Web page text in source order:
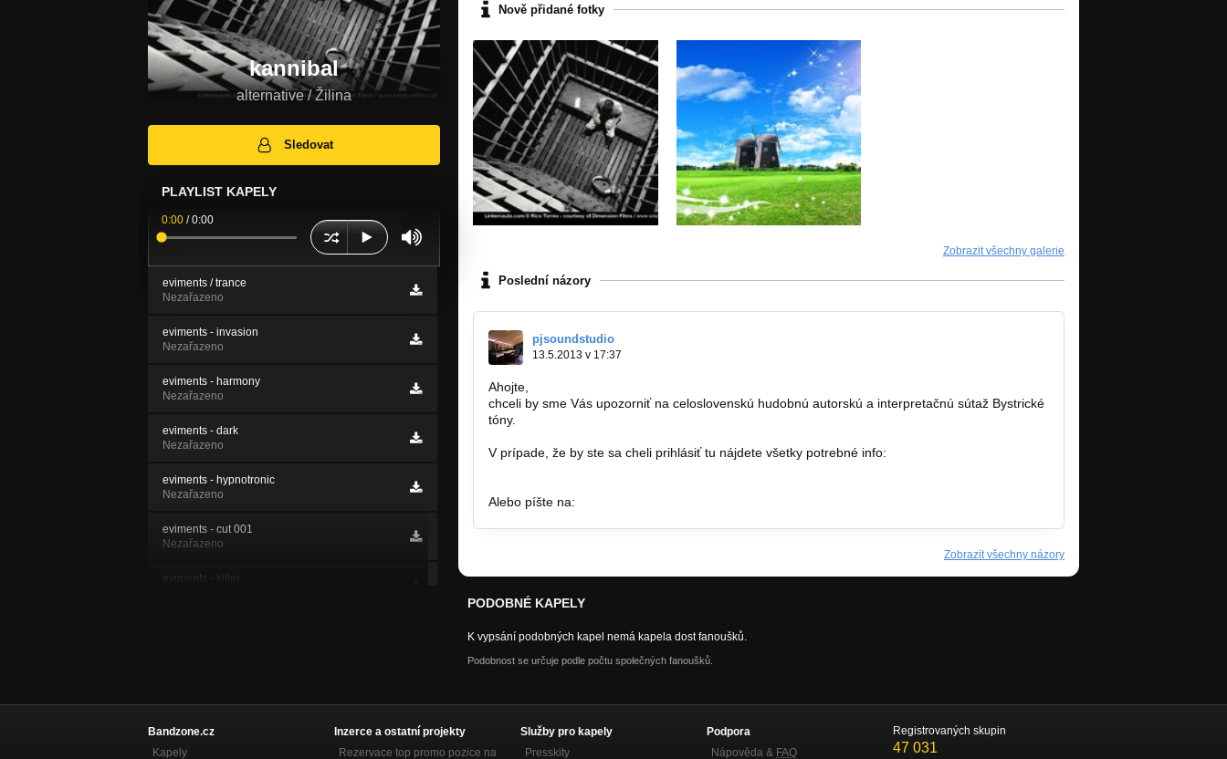
kannibal
alternative / Žilina
Sledovat
PLAYLIST KAPELY
0:00 /0:00
eviments / trance
Nezařazeno
eviments - invasion
Nezařazeno
eviments - harmony
Nezařazeno
eviments - dark
Nezařazeno
eviments - hypnotronic
Nezařazeno
eviments - cut 001
Nezařazeno
eviments - killer
Eviments - Untitled
Nově přidané fotky
Zobrazit všechny galerie
Poslední názory
pjsoundstudio
13.5.2013 v 17:37
Ahojte,
chceli by sme Vás upozorniť na celoslovenskú hudobnú autorskú a interpretačnú sútaž Bystrické
tóny.
V prípade, že by ste sa cheli prihlásiť tu nájdete všetky potrebné info:
Alebo píšte na:
Zobrazit všechny názory
PODOBNÉ KAPELY
K vypsání podobných kapel nemá kapela dost fanoušků.
Podobnost se určuje podle počtu společných fanoušků.
Bandzone.cz
Kapely
Inzerce a ostatní projekty
Rezervace top promo pozice na
Služby pro kapely
Presskity
Podpora
Nápověda & FAQ
Registrovaných skupin
47 031